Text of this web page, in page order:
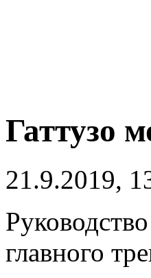
Гаттузо
21.9.2019,
главного